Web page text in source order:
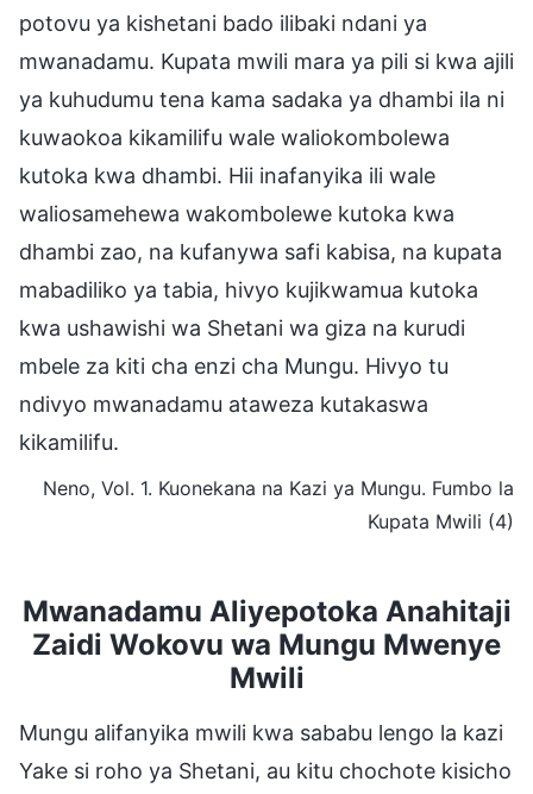
potovu ya kishetani bado ilibaki ndani ya
mwanadamu. Kupata mwili mara ya pili si kwa ajili
ya kuhudumu tena kama sadaka ya dhambi ila ni
kuwaokoa kikamilifu wale waliokombolewa
kutoka kwa dhambi. Hii inafanyika ili wale
waliosamehewa wakombolewe kutoka kwa
dhambi zao, na kufanywa safi kabisa, na kupata
mabadiliko ya tabia, hivyo kujikwamua kutoka
kwa ushawishi wa Shetani wa giza na kurudi
mbele za kiti cha enzi cha Mungu. Hivyo tu
ndivyo mwanadamu ataweza kutakaswa
kikamilifu.
Neno, Vol. 1. Kuonekana na Kazi ya Mungu. Fumbo la
Kupata Mwili (4)
Mwanadamu Aliyepotoka Anahitaji
Zaidi Wokovu wa Mungu Mwenye
Mwili
Mungu alifanyika mwili kwa sababu lengo la kazi
Yake si roho ya Shetani, au kitu chochote kisicho